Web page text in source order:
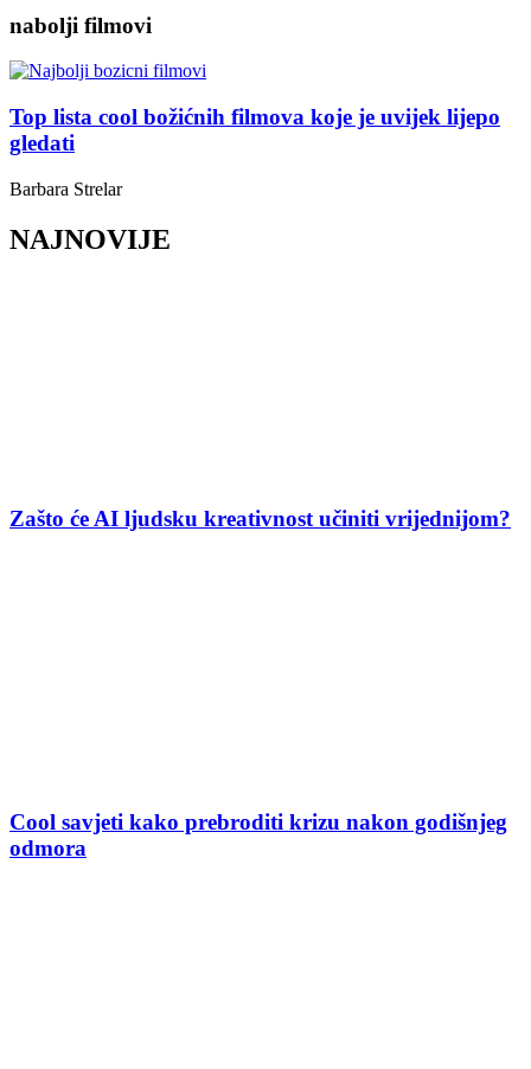
nabolji filmovi
Top lista cool božićnih filmova koje je uvijek lijepo
gledati
Barbara Strelar
NAJNOVIJE
Zašto će AI ljudsku kreativnost učiniti vrijednijom?
Cool savjeti kako prebroditi krizu nakon godišnjeg
odmora